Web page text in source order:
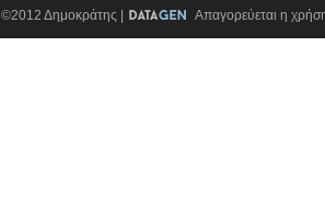
©2012 Δημοκράτης | Απαγορεύεται η